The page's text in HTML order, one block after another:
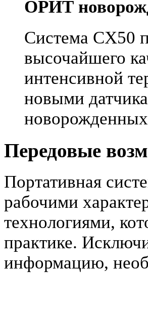
ОРИТ
Система CX50
высочайшего
интенсивной
новыми
Передовые
Портативная
рабочими
технологиями,
практике.
информацию,